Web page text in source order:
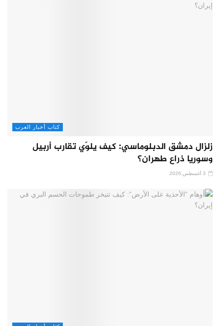
كتاب أخبار العرب
زلزال دمشق الدبلوماسي: كيف يلوّي تقارب أربيل
وسوريا ذراع طهران؟